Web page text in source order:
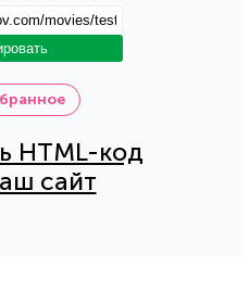
HTML-код
сайт